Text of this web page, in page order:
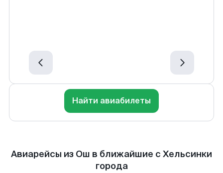
Найти авиабилеты
Авиарейсы из Ош в ближайшие с Хельсинки
города